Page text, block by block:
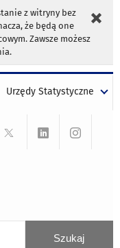
z witryny bez
że będą one
Zawsze możesz
Urzędy Statystyczne